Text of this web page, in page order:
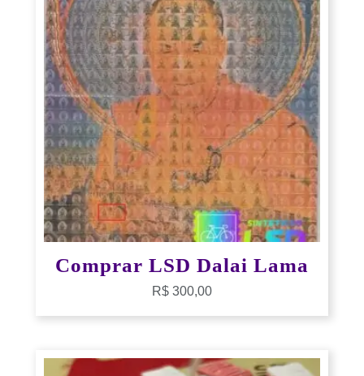
Comprar LSD Dalai Lama
R$ 300,00